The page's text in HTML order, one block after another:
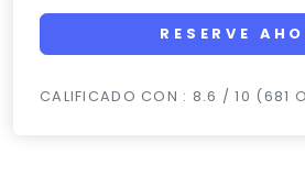
RESERVE
CALIFICADO CON : 8.6 / 10 (681